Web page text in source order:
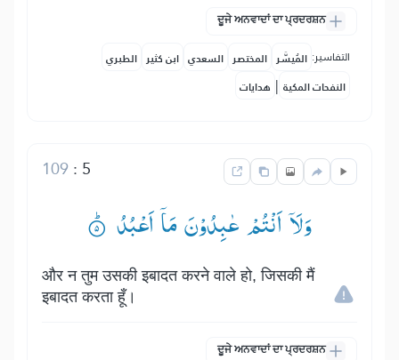
ਦੂਜੇ ਅਨਵਾਦਾਂ ਦਾ ਪ੍ਰਦਰਸ਼ਨ
التفاسير: المُيسَّر المختصر السعدي ابن كثير الطبري
النفحات المكية | هدايات
5
:
109
وَلَاۤ اَنْتُمْ عٰبِدُوْنَ مَاۤ اَعْبُدُ ۟ؕ
और न तुम उसकी इबादत करने वाले हो, जिसकी मैं
इबादत करता हूँ।
ਦੂਜੇ ਅਨਵਾਦਾਂ ਦਾ ਪ੍ਰਦਰਸ਼ਨ